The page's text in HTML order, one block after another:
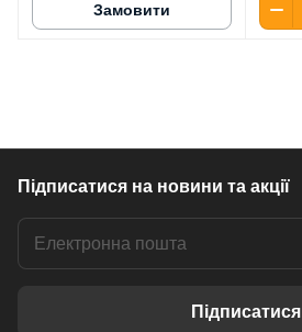
Замовити
Підписатися на новини та акції
Підписатися